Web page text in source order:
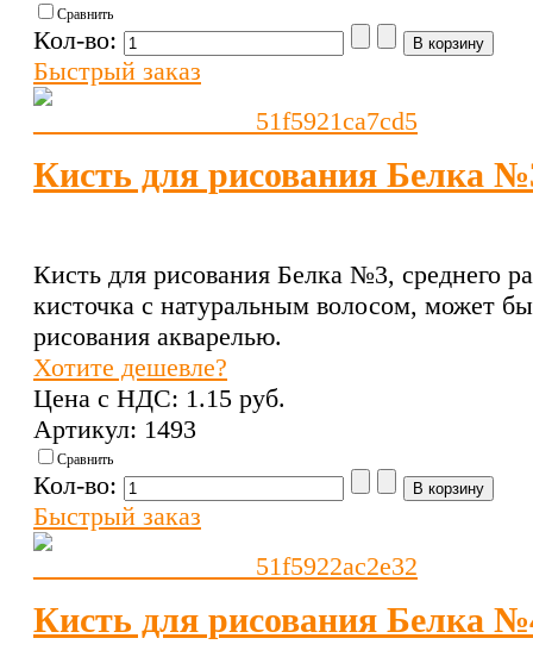
Сравнить
Кол-во:
Быстрый заказ
Кисть для рисования Белка
Кисть для рисования Белка №3, среднего
кисточка с натуральным волосом, может
рисования акварелью.
Хотите дешевле?
Цена с НДС: 1.15 pуб.
Артикул: 1493
Сравнить
Кол-во:
Быстрый заказ
Кисть для рисования Белка